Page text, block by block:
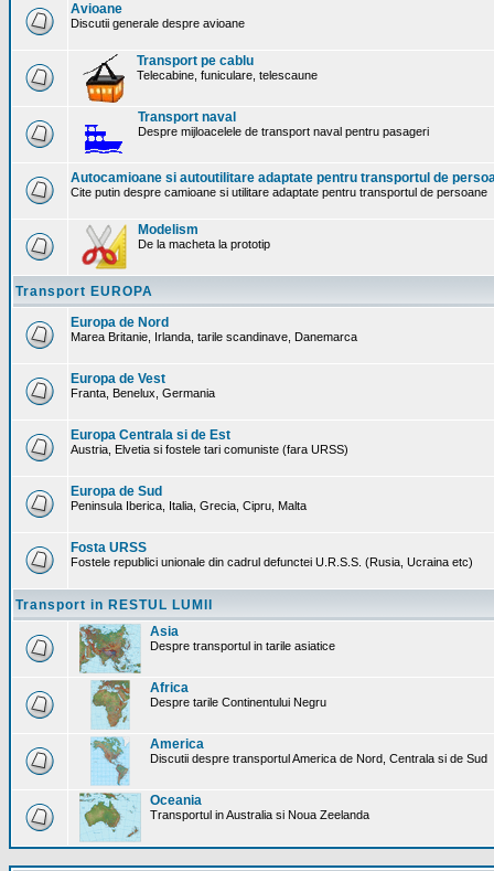
Avioane
Discutii generale despre avioane
Transport pe cablu
Telecabine, funiculare, telescaune
Transport naval
Despre mijloacelele de transport naval pentru pasageri
Autocamioane si autoutilitare adaptate pentru transportul de
Cite putin despre camioane si utilitare adaptate pentru transportul de persoane
Modelism
De la macheta la prototip
Transport EUROPA
Europa de Nord
Marea Britanie, Irlanda, tarile scandinave, Danemarca
Europa de Vest
Franta, Benelux, Germania
Europa Centrala si de Est
Austria, Elvetia si fostele tari comuniste (fara URSS)
Europa de Sud
Peninsula Iberica, Italia, Grecia, Cipru, Malta
Fosta URSS
Fostele republici unionale din cadrul defunctei U.R.S.S. (Rusia, Ucraina etc)
Transport in RESTUL LUMII
Asia
Despre transportul in tarile asiatice
Africa
Despre tarile Continentului Negru
America
Discutii despre transportul America de Nord, Centrala si de Sud
Oceania
Transportul in Australia si Noua Zeelanda